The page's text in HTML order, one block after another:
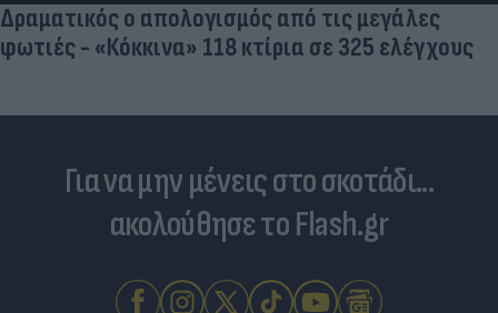
Δραματικός ο απολογισμός από τις μεγάλες
φωτιές - «Κόκκινα» 118 κτίρια σε 325 ελέγχους
Για να μην μένεις στο σκοτάδι...
ακολούθησε το Flash.gr